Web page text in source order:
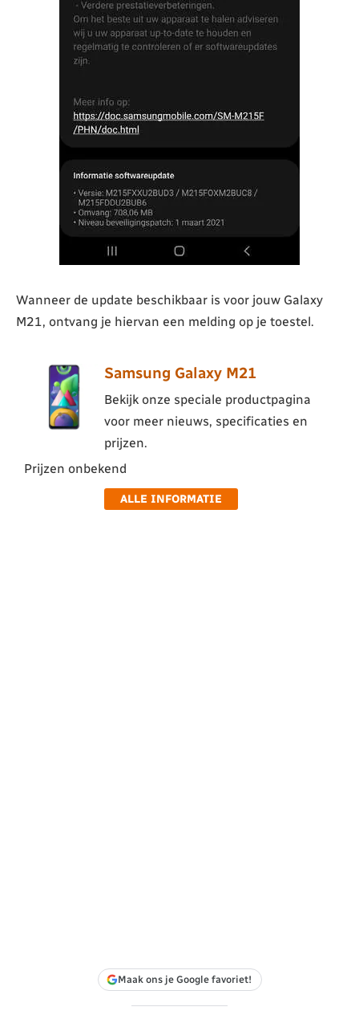
Wanneer de update beschikbaar is voor jouw Galaxy
M21, ontvang je hiervan een melding op je toestel.
Samsung Galaxy M21
Bekijk onze speciale productpagina
voor meer nieuws, specificaties en
prijzen.
Prijzen onbekend
ALLE INFORMATIE
Maak ons je Google favoriet!